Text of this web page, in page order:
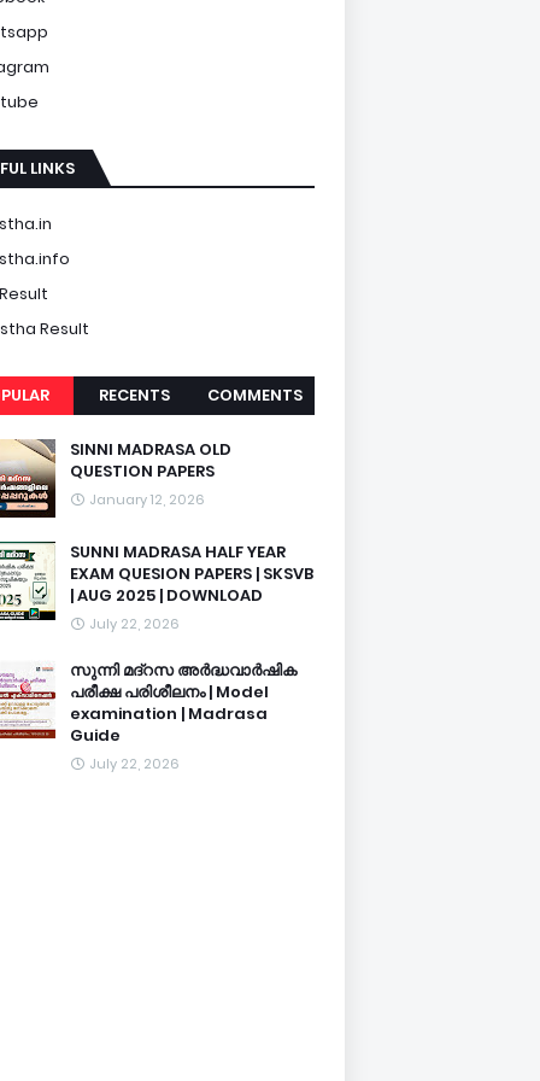
LINKS
Result
RECENTS COMMENTS
SINNI MADRASA OLD
QUESTION PAPERS
January 12, 2026
SUNNI MADRASA HALF YEAR
EXAM QUESION PAPERS | SKSVB
| AUG 2025 | DOWNLOAD
July 22, 2026
സുന്നി മദ്റസ അർദ്ധവാർഷിക
പരീക്ഷ പരിശീലനം | Model
examination | Madrasa
Guide
July 22, 2026